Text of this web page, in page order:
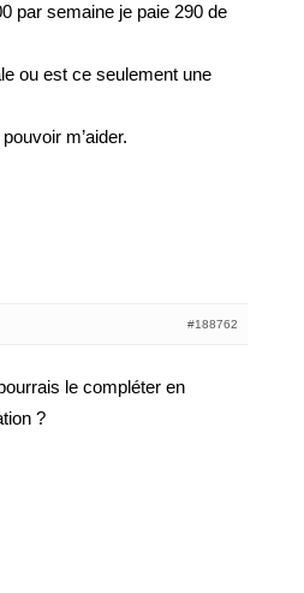
par semaine je paie 290 de
ou est ce seulement une
m’aider.
#188762
le compléter en
?